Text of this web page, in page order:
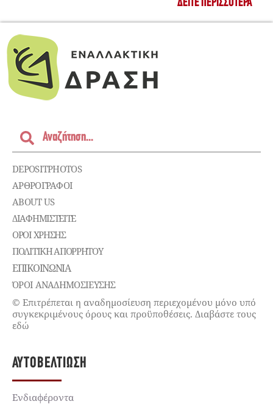
ΔΕΊΤΕ ΠΕΡΙΣΣΌΤΕΡΑ
DEPOSITPHOTOS
ΑΡΘΡΟΓΡΑΦΟΙ
ABOUT US
ΔΙΑΦΗΜΙΣΤΕΊΤΕ
ΌΡΟΙ ΧΡΉΣΗΣ
ΠΟΛΙΤΙΚΉ ΑΠΟΡΡΉΤΟΥ
ΕΠΙΚΟΙΝΩΝΊΑ
ΌΡΟΙ ΑΝΑΔΗΜΟΣΙΕΥΣΗΣ
© Επιτρέπεται η αναδημοσίευση περιεχομένου μόνο υπό
συγκεκριμένους όρους και προϋποθέσεις. Διαβάστε τους
εδώ
ΑΥΤΟΒΕΛΤΊΩΣΗ
Ενδιαφέροντα